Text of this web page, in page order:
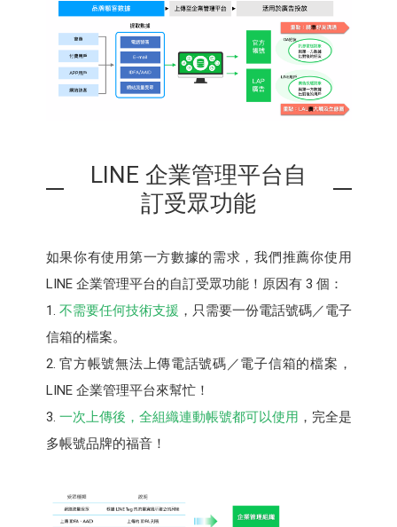
LINE 企業管理平台自
訂受眾功能
如果你有使用第一方數據的需求，我們推薦你使用
LINE 企業管理平台的自訂受眾功能！原因有 3 個：
1. 不需要任何技術支援 ，只需要一份電話號碼／電子
信箱的檔案。
2. 官方帳號無法上傳電話號碼／電子信箱的檔案，
LINE 企業管理平台來幫忙！
3. 一次上傳後，全組織連動帳號都可以使用 ，完全是
多帳號品牌的福音！